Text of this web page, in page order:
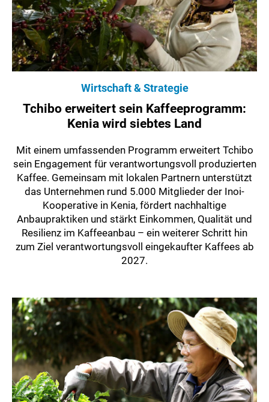
Wirtschaft & Strategie
Tchibo erweitert sein Kaffeeprogramm:
Kenia wird siebtes Land
Mit einem umfassenden Programm erweitert Tchibo
sein Engagement für verantwortungsvoll produzierten
Kaffee. Gemeinsam mit lokalen Partnern unterstützt
das Unternehmen rund 5.000 Mitglieder der Inoi-
Kooperative in Kenia, fördert nachhaltige
Anbaupraktiken und stärkt Einkommen, Qualität und
Resilienz im Kaffeeanbau – ein weiterer Schritt hin
zum Ziel verantwortungsvoll eingekaufter Kaffees ab
2027.